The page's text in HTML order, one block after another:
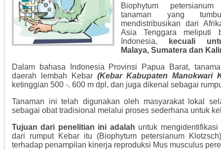
Biophytum
tanaman yang
mendistribusikan dari
Asia Tenggara meliputi
Indonesia,
kecuali
Malaya, Sumatera dan
Dalam bahasa Indonesia Provinsi
Papua Barat,
daerah lembah Kebar (Kebar Kabupaten Manokwari
ketinggian 500 -. 600 m dpl, dan juga dikenal sebagai
Tanaman ini telah digunakan oleh masyarakat lokal
sebagai obat tradisional melalui proses sederhana untuk
Tujuan dari penelitian ini adalah untuk
dari rumput Kebar itu (Biophytum petersianum
terhadap penampilan kinerja reproduksi Mus musculus